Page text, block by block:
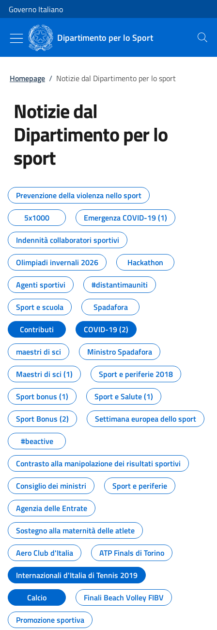
Vai al contenuto
Vai alla navigazione del sito
Governo Italiano
Dipartimento per lo Sport Cerca
Homepage / Notizie dal Dipartimento per lo sport
Notizie dal
Dipartimento per lo
sport
Tutti i contenuti della pagina
Prevenzione della violenza nello sport
5x1000
Emergenza COVID-19 (1)
Indennità collaboratori sportivi
Olimpiadi invernali 2026
Hackathon
Agenti sportivi
#distantimauniti
Sport e scuola
Spadafora
Contributi
COVID-19 (2)
maestri di sci
Ministro Spadafora
Maestri di sci (1)
Sport e periferie 2018
Sport bonus (1)
Sport e Salute (1)
Sport Bonus (2)
Settimana europea dello sport
#beactive
Contrasto alla manipolazione dei risultati sportivi
Consiglio dei ministri
Sport e periferie
Agenzia delle Entrate
Sostegno alla maternità delle atlete
Aero Club d'Italia
ATP Finals di Torino
Internazionali d'Italia di Tennis 2019
Calcio
Finali Beach Volley FIBV
Promozione sportiva